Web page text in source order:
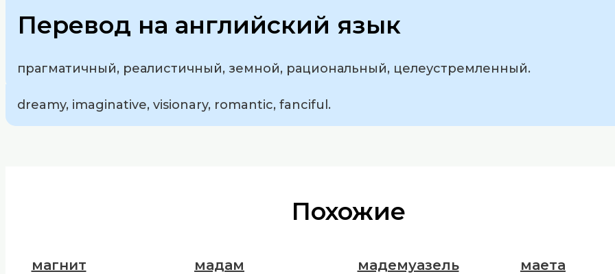
Перевод на английский язык
прагматичный, реалистичный, земной, рациональный, целеустремленный.
dreamy, imaginative, visionary, romantic, fanciful.
Похожие
магнит мадам мадемуазель маета